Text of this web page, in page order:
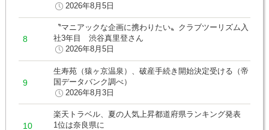
2026年8月5日
〝マニアックな企画に携わりたい〟クラブツーリズム入
社3年目 渋谷真里登さん
2026年8月5日
生寿苑（猿ヶ京温泉）、破産手続き開始決定受ける（帝
国データバンク調べ）
2026年8月3日
楽天トラベル、夏の人気上昇都道府県ランキング発表
1位は奈良県に